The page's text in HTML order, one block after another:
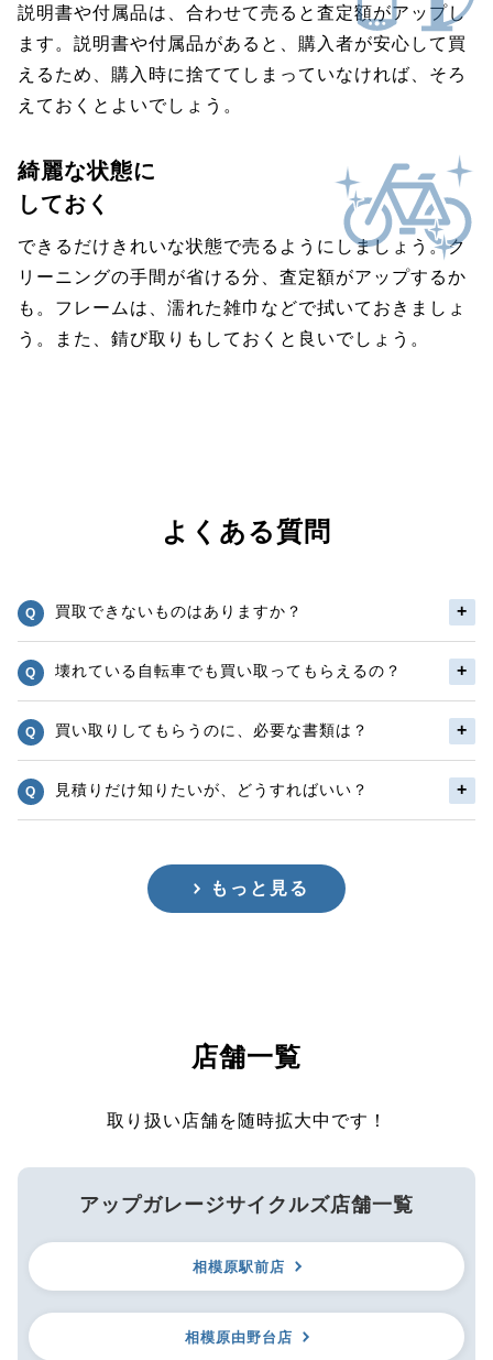
説明書や付属品は、合わせて売ると査定額がアップし
ます。説明書や付属品があると、購入者が安心して買
えるため、購入時に捨ててしまっていなければ、そろ
えておくとよいでしょう。
綺麗な状態に
しておく
できるだけきれいな状態で売るようにしましょう。ク
リーニングの手間が省ける分、査定額がアップするか
も。フレームは、濡れた雑巾などで拭いておきましょ
う。また、錆び取りもしておくと良いでしょう。
よくある質問
買取できないものはありますか？
壊れている自転車でも買い取ってもらえるの？
買い取りしてもらうのに、必要な書類は？
見積りだけ知りたいが、どうすればいい？
もっと見る
店舗一覧
取り扱い店舗を随時拡大中です！
アップガレージサイクルズ店舗一覧
相模原駅前店
相模原由野台店